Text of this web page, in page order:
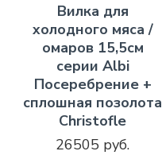
Вилка для
холодного мяса /
омаров 15,5см
серии Albi
Посеребрение +
сплошная позолота
Christofle
26505 руб.